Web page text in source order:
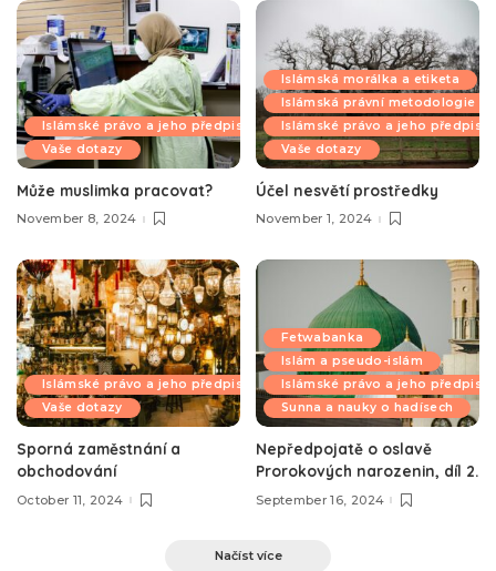
Islámské právo a jeho předpisy
Vaše dotazy
Může muslimka pracovat?
November 8, 2024
Islámská morálka a etiketa
Islámská právní metodologie
Islámské právo a jeho předpisy
Vaše dotazy
Účel nesvětí prostředky
November 1, 2024
Islámské právo a jeho předpisy
Vaše dotazy
Sporná zaměstnání a
obchodování
October 11, 2024
Fetwabanka
Islám a pseudo-islám
Islámské právo a jeho předpisy
Sunna a nauky o hadísech
Nepředpojatě o oslavě
Prorokových narozenin, díl 2.
September 16, 2024
Načíst více